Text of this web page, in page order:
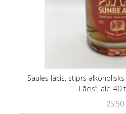
Saules lācis, stiprs
Lācis”, alc. 40
25,50